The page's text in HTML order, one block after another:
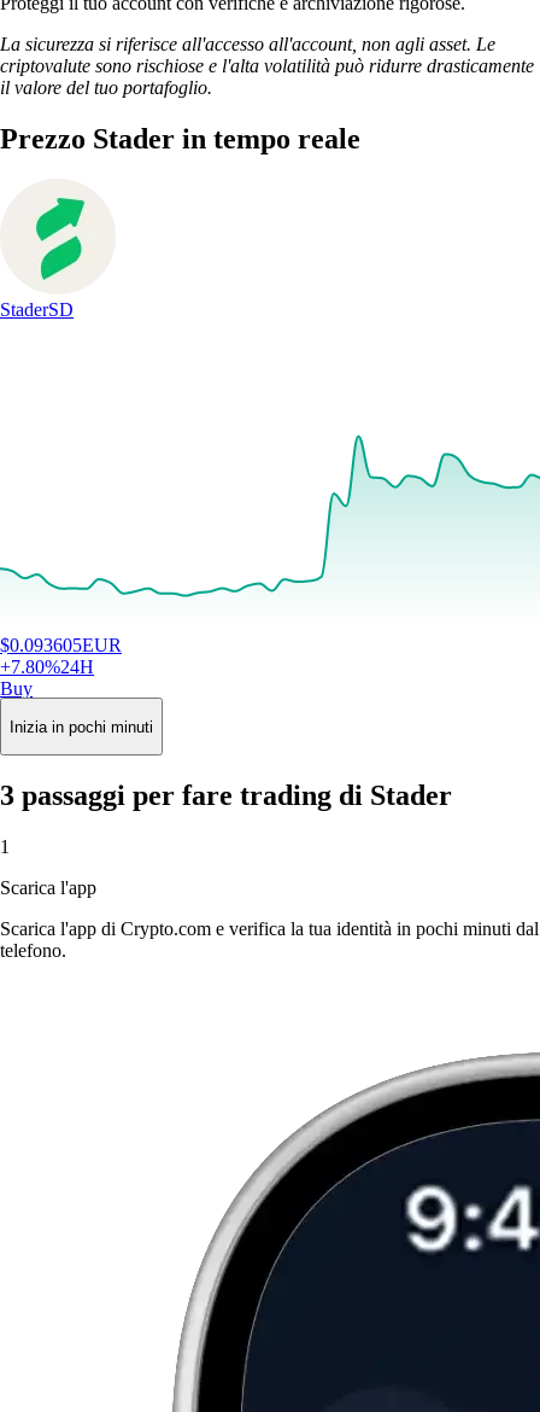
La sicurezza si riferisce all'accesso all'account, non agli asset. Le
criptovalute sono rischiose e l'alta volatilità può ridurre drasticamente
il valore del tuo portafoglio.
Prezzo Stader in tempo reale
StaderSD
$0.093605EUR
+7.80%24H
Buy
Inizia in pochi minuti
3 passaggi per fare trading di Stader
1
Scarica l'app
Scarica l'app di Crypto.com e verifica la tua identità in pochi minuti dal
telefono.